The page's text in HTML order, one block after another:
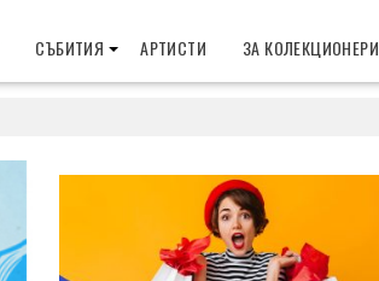
СЪБИТИЯ АРТИСТИ ЗА КОЛЕКЦИОНЕРИ